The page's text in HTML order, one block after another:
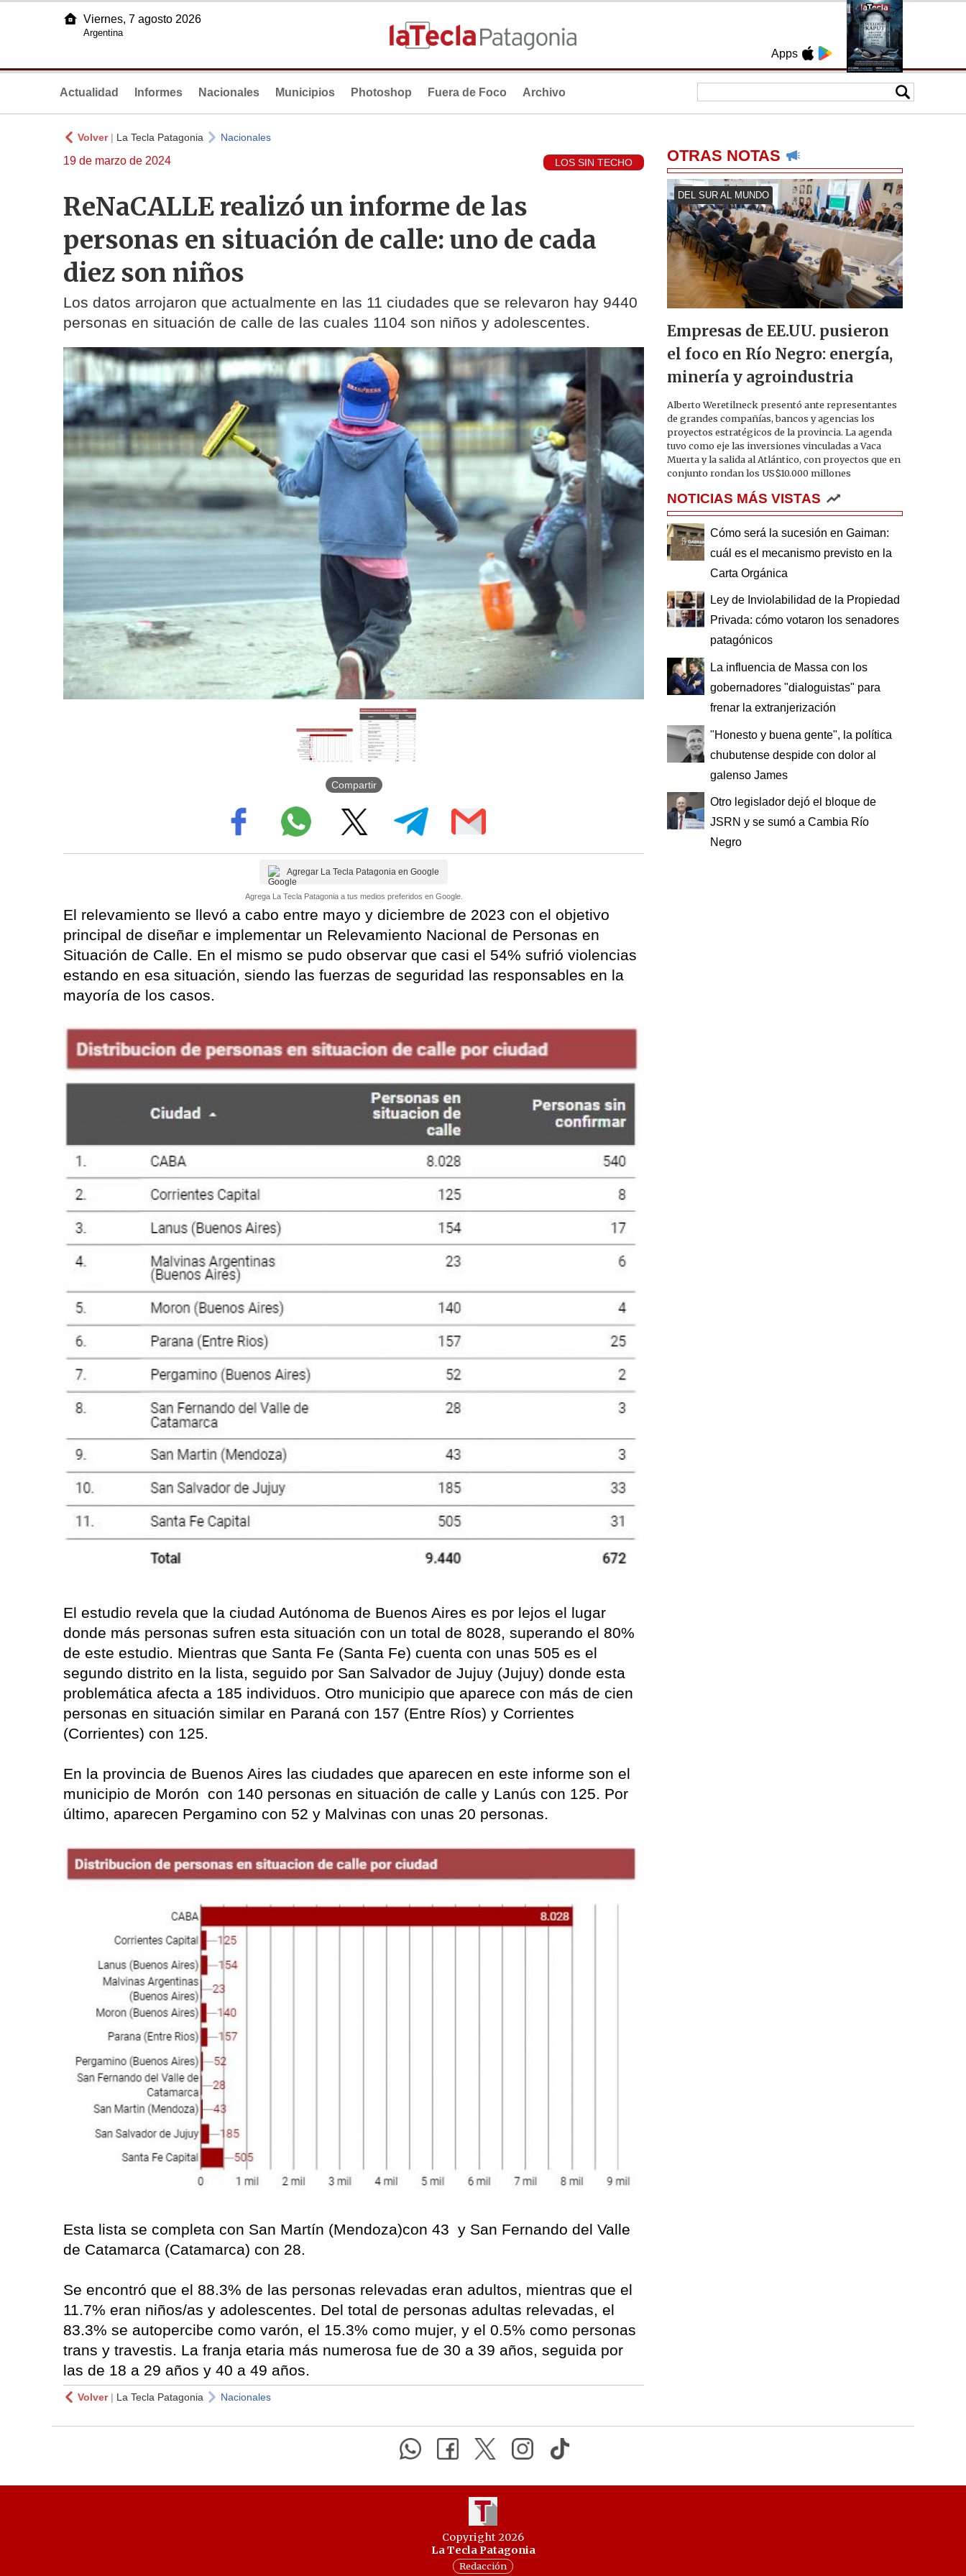
Apps
Viernes, 7 agosto 2026
Argentina
Actualidad Informes Nacionales Municipios Photoshop Fuera de Foco Archivo
Volver| La Tecla Patagonia Nacionales
19 de marzo de 2024 LOS SIN TECHO
ReNaCALLE realizó un informe de las
personas en situación de calle: uno de cada
diez son niños
Los datos arrojaron que actualmente en las 11 ciudades que se relevaron hay 9440
personas en situación de calle de las cuales 1104 son niños y adolescentes.
Compartir
Agregar La Tecla Patagonia en Google
Agrega La Tecla Patagonia a tus medios preferidos en Google.
El relevamiento se llevó a cabo entre mayo y diciembre de 2023 con el objetivo
principal de diseñar e implementar un Relevamiento Nacional de Personas en
Situación de Calle. En el mismo se pudo observar que casi el 54% sufrió violencias
estando en esa situación, siendo las fuerzas de seguridad las responsables en la
mayoría de los casos.
El estudio revela que la ciudad Autónoma de Buenos Aires es por lejos el lugar
donde más personas sufren esta situación con un total de 8028, superando el 80%
de este estudio. Mientras que Santa Fe (Santa Fe) cuenta con unas 505 es el
segundo distrito en la lista, seguido por San Salvador de Jujuy (Jujuy) donde esta
problemática afecta a 185 individuos. Otro municipio que aparece con más de cien
personas en situación similar en Paraná con 157 (Entre Ríos) y Corrientes
(Corrientes) con 125.
En la provincia de Buenos Aires las ciudades que aparecen en este informe son el
municipio de Morón con 140 personas en situación de calle y Lanús con 125. Por
último, aparecen Pergamino con 52 y Malvinas con unas 20 personas.
Esta lista se completa con San Martín (Mendoza)con 43 y San Fernando del Valle
de Catamarca (Catamarca) con 28.
Se encontró que el 88.3% de las personas relevadas eran adultos, mientras que el
11.7% eran niños/as y adolescentes. Del total de personas adultas relevadas, el
83.3% se autopercibe como varón, el 15.3% como mujer, y el 0.5% como personas
trans y travestis. La franja etaria más numerosa fue de 30 a 39 años, seguida por
las de 18 a 29 años y 40 a 49 años.
Volver| La Tecla Patagonia Nacionales
OTRAS NOTAS
DEL SUR AL MUNDO
Empresas de EE.UU. pusieron
el foco en Río Negro: energía,
minería y agroindustria
Alberto Weretilneck presentó ante representantes
de grandes compañías, bancos y agencias los
proyectos estratégicos de la provincia. La agenda
tuvo como eje las inversiones vinculadas a Vaca
Muerta y la salida al Atlántico, con proyectos que en
conjunto rondan los US$10.000 millones
NOTICIAS MÁS VISTAS
Cómo será la sucesión en Gaiman:
cuál es el mecanismo previsto en la
Carta Orgánica
Ley de Inviolabilidad de la Propiedad
Privada: cómo votaron los senadores
patagónicos
La influencia de Massa con los
gobernadores "dialoguistas" para
frenar la extranjerización
"Honesto y buena gente", la política
chubutense despide con dolor al
galenso James
Otro legislador dejó el bloque de
JSRN y se sumó a Cambia Río
Negro
Copyright 2026
La Tecla Patagonia
Redacción